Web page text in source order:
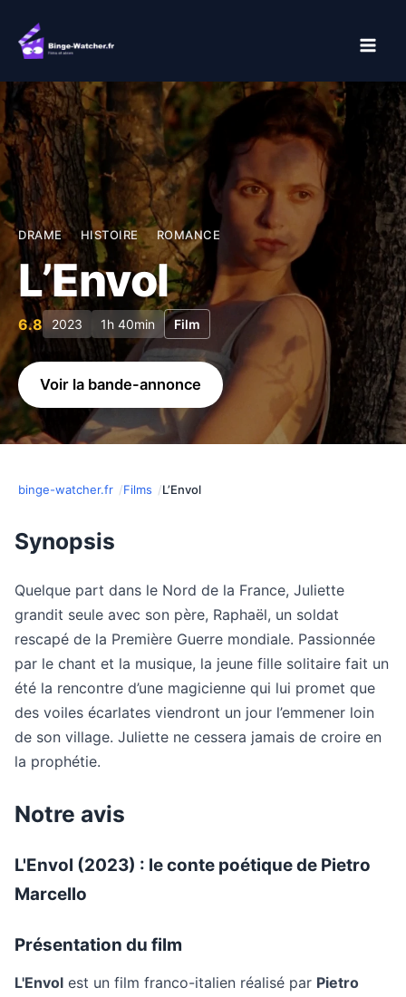
contenu
DRAME HISTOIRE ROMANCE
L’Envol
6.8 2023 1h 40min Film
Voir la bande-annonce
binge-watcher.fr Films L’Envol
Synopsis
Quelque part dans le Nord de la France, Juliette
grandit seule avec son père, Raphaël, un soldat
rescapé de la Première Guerre mondiale. Passionnée
par le chant et la musique, la jeune fille solitaire fait un
été la rencontre d’une magicienne qui lui promet que
des voiles écarlates viendront un jour l’emmener loin
de son village. Juliette ne cessera jamais de croire en
la prophétie.
Notre avis
L'Envol (2023) : le conte poétique de Pietro
Marcello
Présentation du film
L'Envol est un film franco-italien réalisé par Pietro